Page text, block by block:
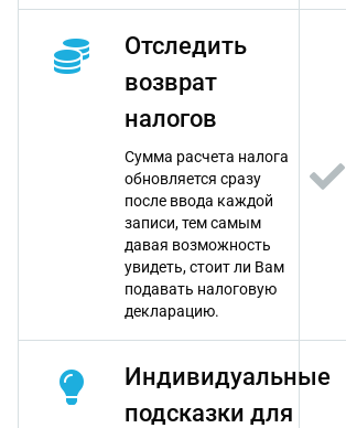
Отследить
возврат
налогов
Сумма расчета налога
обновляется сразу
после ввода каждой
записи, тем самым
давая возможность
увидеть, стоит ли Вам
подавать налоговую
декларацию.
Индивидуальные
подсказки для